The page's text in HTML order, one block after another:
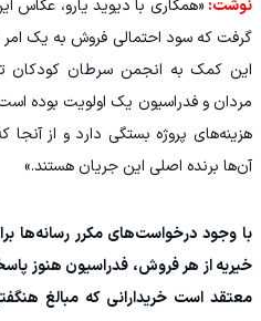
نوشت: «همکاری با دیوید یارو، عکاس
گرفت که سود احتمالی فروش به یک
این کمک به انجمن سرطان کودکان
مردان و فدراسیون یک اولویت بوده
هزینه‌های پروژه بستگی دارد و از
آن‌ها برنده اصلی این جریان هستند.»
با وجود درخواست‌های مکرر
خیریه از هر فروش، فدراسیون هنوز
معتقد است خریدارانی که مبالغ